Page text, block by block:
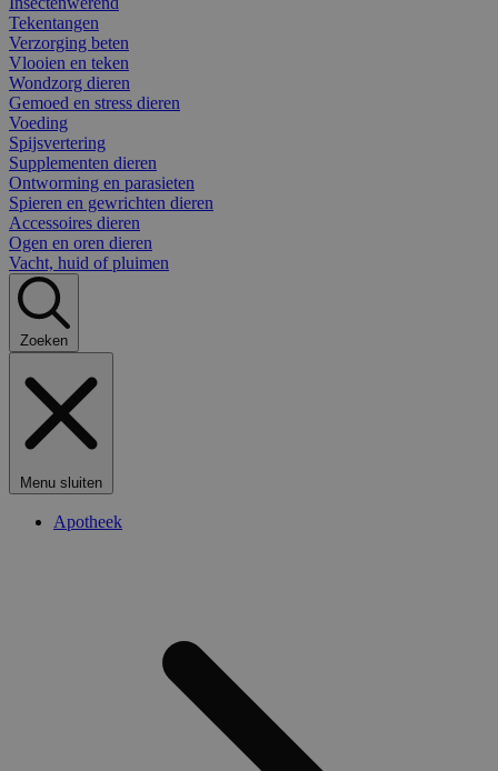
Tekentangen
Verzorging beten
Vlooien en teken
Wondzorg dieren
Gemoed en stress dieren
Voeding
Spijsvertering
Supplementen dieren
Ontworming en parasieten
Spieren en gewrichten dieren
Accessoires dieren
Ogen en oren dieren
Vacht, huid of pluimen
Zoeken
Menu sluiten
Apotheek